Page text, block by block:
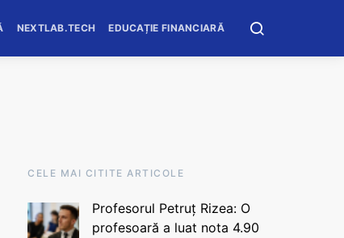
NEXTLAB.TECH EDUCAȚIE FINANCIARĂ
CELE MAI CITITE ARTICOLE
Profesorul Petruț Rizea: O
profesoară a luat nota 4.90